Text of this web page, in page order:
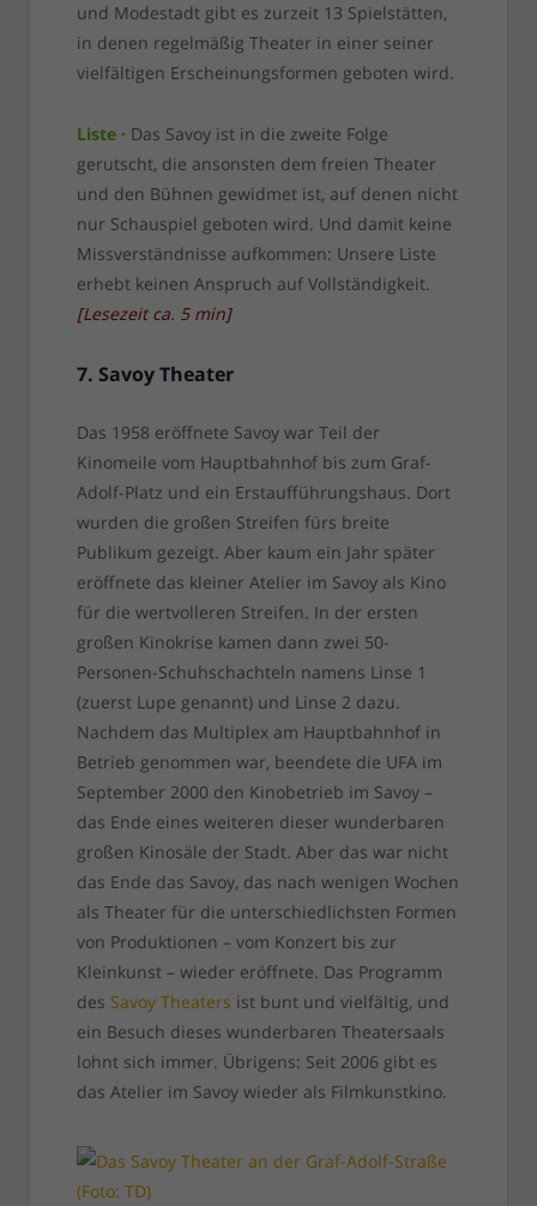
und Modestadt gibt es zurzeit 13 Spielstätten,
in denen regelmäßig Theater in einer seiner
vielfältigen Erscheinungsformen geboten wird.
Liste · Das Savoy ist in die zweite Folge
gerutscht, die ansonsten dem freien Theater
und den Bühnen gewidmet ist, auf denen nicht
nur Schauspiel geboten wird. Und damit keine
Missverständnisse aufkommen: Unsere Liste
erhebt keinen Anspruch auf Vollständigkeit.
[Lesezeit ca. 5 min]
7. Savoy Theater
Das 1958 eröffnete Savoy war Teil der
Kinomeile vom Hauptbahnhof bis zum Graf-
Adolf-Platz und ein Erstaufführungshaus. Dort
wurden die großen Streifen fürs breite
Publikum gezeigt. Aber kaum ein Jahr später
eröffnete das kleiner Atelier im Savoy als Kino
für die wertvolleren Streifen. In der ersten
großen Kinokrise kamen dann zwei 50-
Personen-Schuhschachteln namens Linse 1
(zuerst Lupe genannt) und Linse 2 dazu.
Nachdem das Multiplex am Hauptbahnhof in
Betrieb genommen war, beendete die UFA im
September 2000 den Kinobetrieb im Savoy –
das Ende eines weiteren dieser wunderbaren
großen Kinosäle der Stadt. Aber das war nicht
das Ende das Savoy, das nach wenigen Wochen
als Theater für die unterschiedlichsten Formen
von Produktionen – vom Konzert bis zur
Kleinkunst – wieder eröffnete. Das Programm
des Savoy Theaters ist bunt und vielfältig, und
ein Besuch dieses wunderbaren Theatersaals
lohnt sich immer. Übrigens: Seit 2006 gibt es
das Atelier im Savoy wieder als Filmkunstkino.